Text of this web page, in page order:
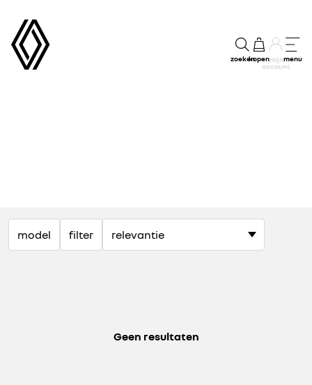
zoekenkopenmijn
account
menu
model filter
Geen resultaten